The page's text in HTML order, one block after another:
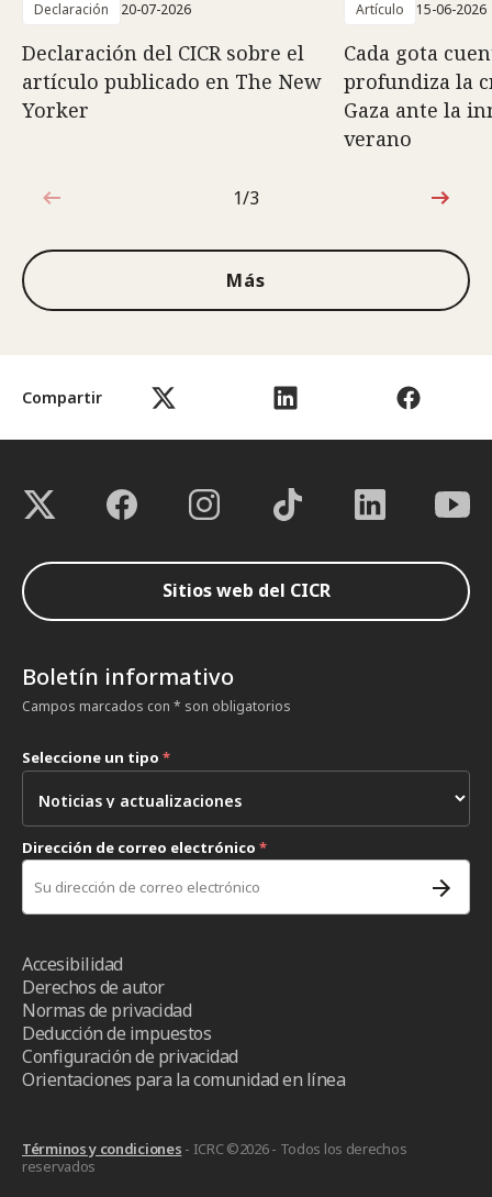
Compartir
Declaración 20-07-2026
Declaración del CICR sobre el
artículo publicado en The New
Yorker
Artículo 15-06-2026
Cada gota
profundiza la
Gaza ante la
verano
1de3
1/3
Más
Sitios web del CICR
Boletín informativo
Campos marcados con * son obligatorios
Seleccione un tipo *
Dirección de correo electrónico *
Accesibilidad
Derechos de autor
Normas de privacidad
Deducción de impuestos
Configuración de privacidad
Orientaciones para la comunidad en línea
Términos y condiciones - ICRC ©2026 - Todos los derechos
reservados